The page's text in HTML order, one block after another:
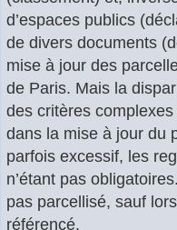
d’espaces publics
de divers documents
mise à jour des
de Paris. Mais la
des critères
dans la mise à jour du
parfois excessif, les
n’étant pas
pas parcellisé, sauf
référencé.